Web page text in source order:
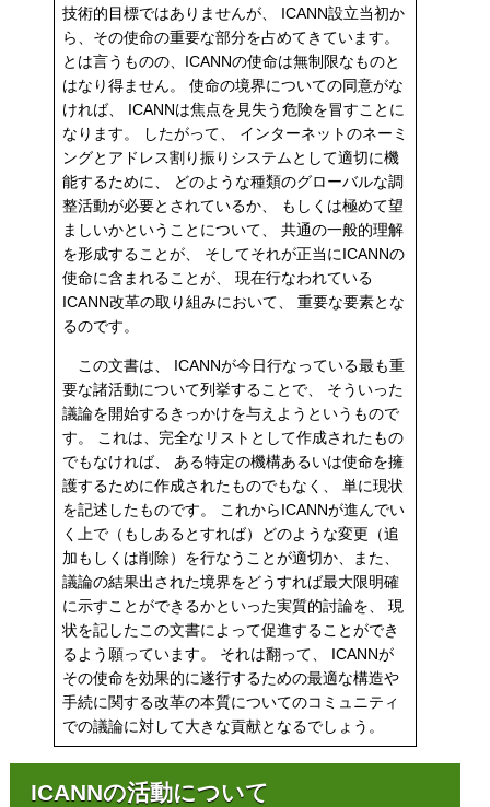
技術的目標ではありませんが、 ICANN設立当初か
ら、その使命の重要な部分を占めてきています。
とは言うものの、ICANNの使命は無制限なものと
はなり得ません。 使命の境界についての同意がな
ければ、 ICANNは焦点を見失う危険を冒すことに
なります。 したがって、 インターネットのネーミ
ングとアドレス割り振りシステムとして適切に機
能するために、 どのような種類のグローバルな調
整活動が必要とされているか、 もしくは極めて望
ましいかということについて、 共通の一般的理解
を形成することが、 そしてそれが正当にICANNの
使命に含まれることが、 現在行なわれている
ICANN改革の取り組みにおいて、 重要な要素とな
るのです。
この文書は、 ICANNが今日行なっている最も重
要な諸活動について列挙することで、 そういった
議論を開始するきっかけを与えようというもので
す。 これは、完全なリストとして作成されたもの
でもなければ、 ある特定の機構あるいは使命を擁
護するために作成されたものでもなく、 単に現状
を記述したものです。 これからICANNが進んでい
く上で（もしあるとすれば）どのような変更（追
加もしくは削除）を行なうことが適切か、また、
議論の結果出された境界をどうすれば最大限明確
に示すことができるかといった実質的討論を、 現
状を記したこの文書によって促進することができ
るよう願っています。 それは翻って、 ICANNが
その使命を効果的に遂行するための最適な構造や
手続に関する改革の本質についてのコミュニティ
での議論に対して大きな貢献となるでしょう。
ICANNの活動について